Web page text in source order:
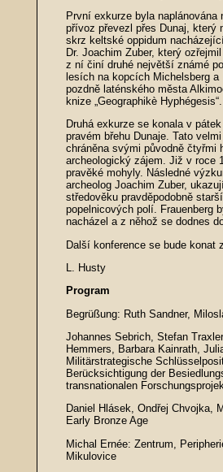
První exkurze byla
přívoz převezl přes Dunaj, který
skrz keltské oppidum
Dr. Joachim Zuber, který
z ní činí druhé největší známé
lesích na kopcích Michelsberg
pozdně laténského města
knize „Geographikè Hyphégesis“.
Druhá exkurze se konala v
pravém břehu Dunaje. Tato
chráněna svými původně čtyřmi
archeologický zájem. Již v roce
pravěké mohyly. Následné
archeolog Joachim Zuber,
středověku pravděpodobně
popelnicových polí. Frauenberg
nacházel a z něhož se dodnes
Další konference se bude
L. Husty
Program
Begrüßung: Ruth Sandner,
Johannes Sebrich, Stefan
Hemmers, Barbara Kainrath,
Militärstrategische
Berücksichtigung der
transnationalen
Daniel Hlásek, Ondřej Chvojka,
Early Bronze Age
Michal Ernée: Zentrum,
Mikulovice